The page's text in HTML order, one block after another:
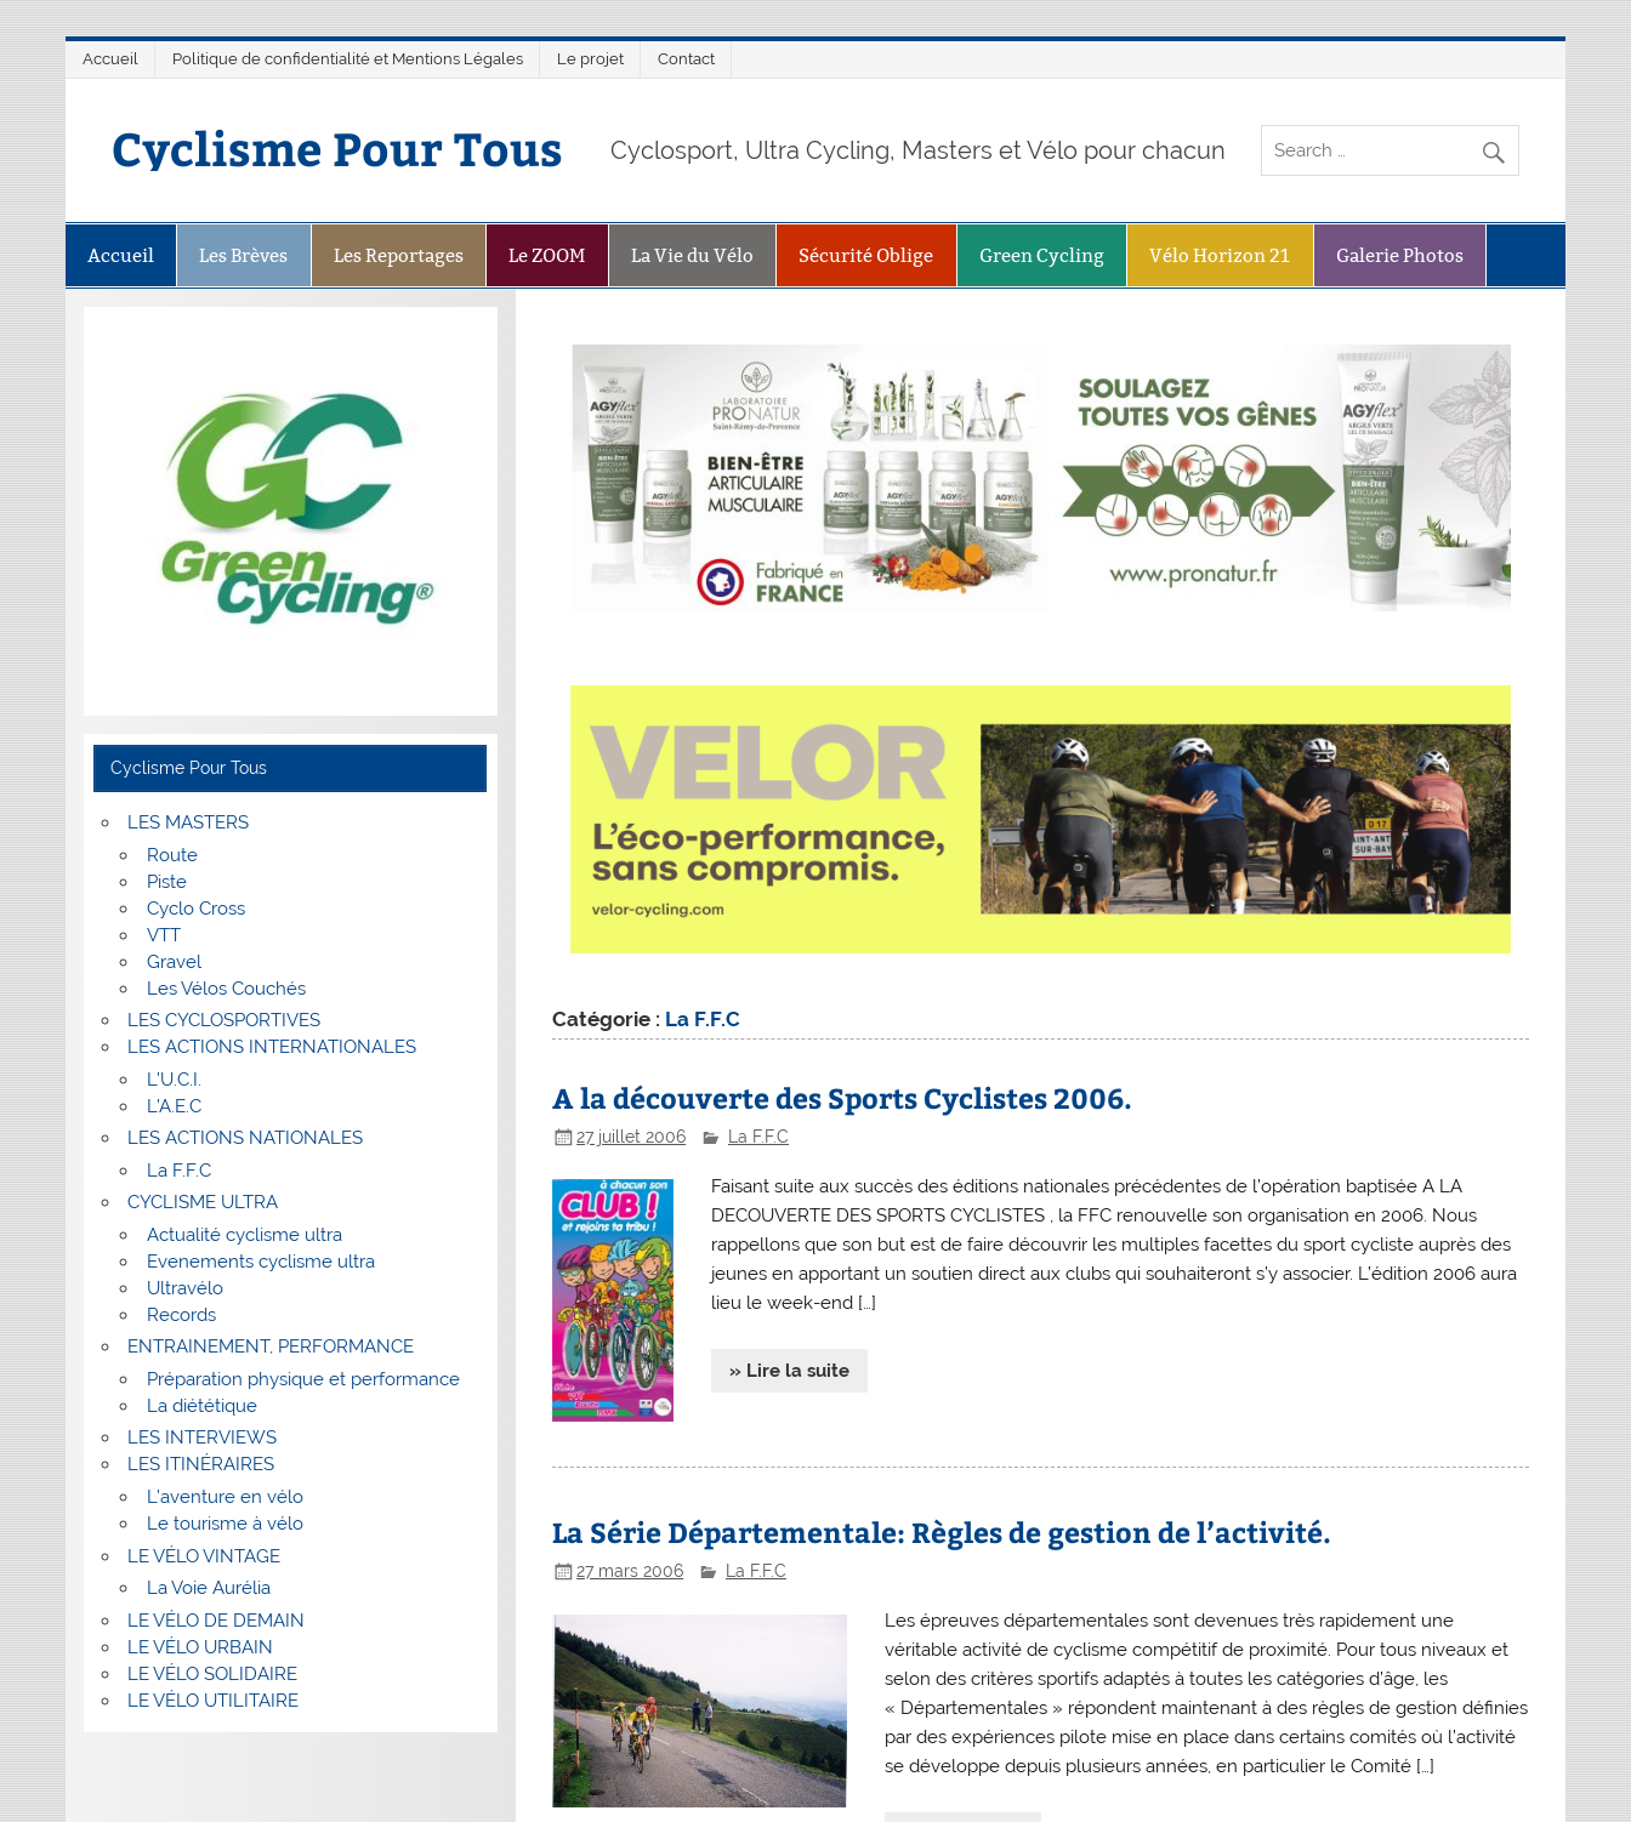
Accueil Politique de confidentialité et Mentions Légales Le projet Contact
Cyclisme Pour Tous Cyclosport, Ultra Cycling, Masters et Vélo pour chacun
Accueil Les Brèves Les Reportages Le ZOOM La Vie du Vélo Sécurité Oblige Green Cycling Vélo Horizon 21 Galerie Photos
Catégorie : La F.F.C
A la découverte des Sports Cyclistes 2006.
27 juillet 2006 La F.F.C
Faisant suite aux succès des éditions nationales précédentes de l’opération baptisée A LA
DECOUVERTE DES SPORTS CYCLISTES , la FFC renouvelle son organisation en 2006. Nous
rappellons que son but est de faire découvrir les multiples facettes du sport cycliste auprès des
jeunes en apportant un soutien direct aux clubs qui souhaiteront s’y associer. L’édition 2006 aura
lieu le week-end […]
» Lire la suite
La Série Départementale: Règles de gestion de l’activité.
27 mars 2006 La F.F.C
Les épreuves départementales sont devenues très rapidement une
véritable activité de cyclisme compétitif de proximité. Pour tous niveaux et
selon des critères sportifs adaptés à toutes les catégories d’âge, les
« Départementales » répondent maintenant à des règles de gestion définies
par des expériences pilote mise en place dans certains comités où l’activité
se développe depuis plusieurs années, en particulier le Comité […]
Cyclisme Pour Tous
LES MASTERS
Route
Piste
Cyclo Cross
VTT
Gravel
Les Vélos Couchés
LES CYCLOSPORTIVES
LES ACTIONS INTERNATIONALES
L’U.C.I.
L’A.E.C
LES ACTIONS NATIONALES
La F.F.C
CYCLISME ULTRA
Actualité cyclisme ultra
Evenements cyclisme ultra
Ultravélo
Records
ENTRAINEMENT, PERFORMANCE
Préparation physique et performance
La diététique
LES INTERVIEWS
LES ITINÉRAIRES
L’aventure en vélo
Le tourisme à vélo
LE VÉLO VINTAGE
La Voie Aurélia
LE VÉLO DE DEMAIN
LE VÉLO URBAIN
LE VÉLO SOLIDAIRE
LE VÉLO UTILITAIRE